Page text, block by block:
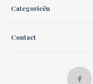
Categorieën
Contact